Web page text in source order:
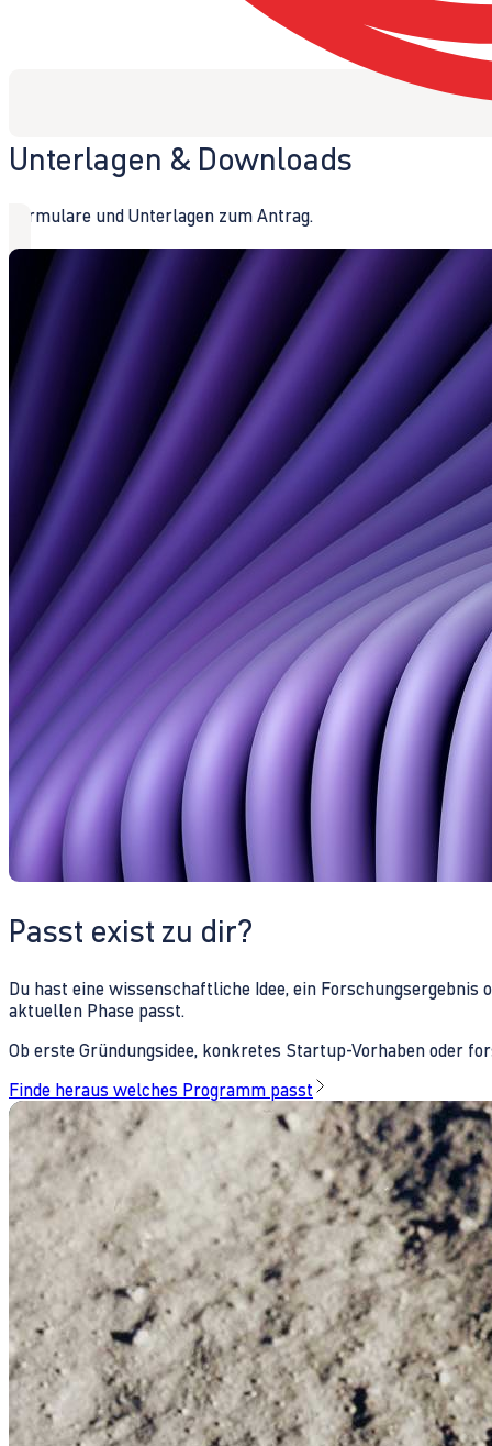
Unterlagen & Downloads
Formulare und Unterlagen zum Antrag.
Passt exist zu dir?
Du hast eine wissenschaftliche Idee, ein
aktuellen Phase passt.
Ob erste Gründungsidee, konkretes Startup-Vorhaben oder
Finde heraus welches Programm passt